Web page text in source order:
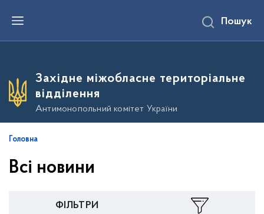
е
о
о
в
о
Пошук
Західне міжобласне територіальне
відділення
Антимонопольний комітет України
Головна
Всі новини
ФІЛЬТРИ